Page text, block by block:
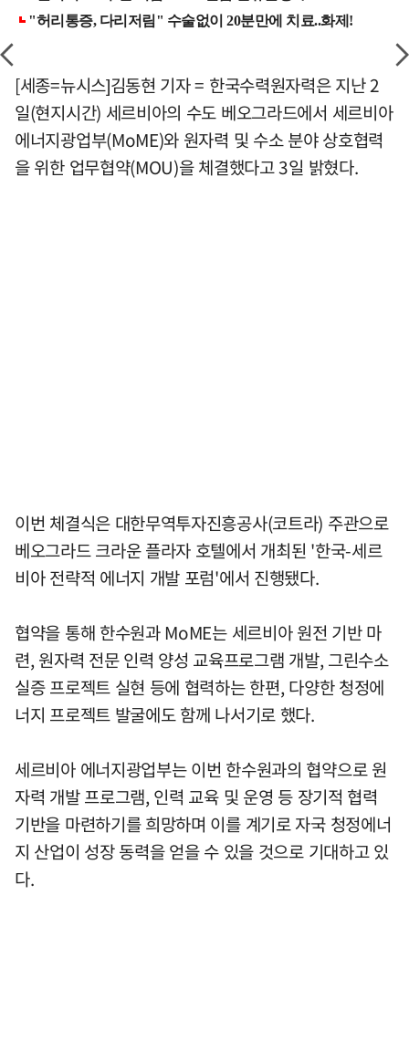
[세종=뉴시스]김동현 기자 = 한국수력원자력은 지난 2
일(현지시간) 세르비아의 수도 베오그라드에서 세르비아
에너지광업부(MoME)와 원자력 및 수소 분야 상호협력
을 위한 업무협약(MOU)을 체결했다고 3일 밝혔다.
이번 체결식은 대한무역투자진흥공사(코트라) 주관으로
베오그라드 크라운 플라자 호텔에서 개최된 '한국-세르
비아 전략적 에너지 개발 포럼'에서 진행됐다.
협약을 통해 한수원과 MoME는 세르비아 원전 기반 마
련, 원자력 전문 인력 양성 교육프로그램 개발, 그린수소
실증 프로젝트 실현 등에 협력하는 한편, 다양한 청정에
너지 프로젝트 발굴에도 함께 나서기로 했다.
세르비아 에너지광업부는 이번 한수원과의 협약으로 원
자력 개발 프로그램, 인력 교육 및 운영 등 장기적 협력
기반을 마련하기를 희망하며 이를 계기로 자국 청정에너
지 산업이 성장 동력을 얻을 수 있을 것으로 기대하고 있
다.